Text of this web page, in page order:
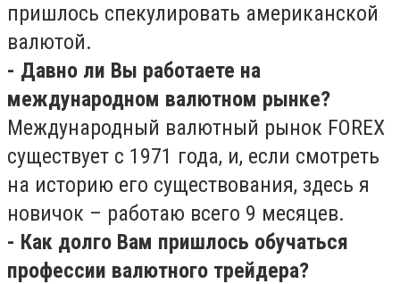
пришлось спекулировать американской
валютой.
- Давно ли Вы работаете на
международном валютном рынке?
Международный валютный рынок FOREX
существует с 1971 года, и, если смотреть
на историю его существования, здесь я
новичок – работаю всего 9 месяцев.
- Как долго Вам пришлось обучаться
профессии валютного трейдера?